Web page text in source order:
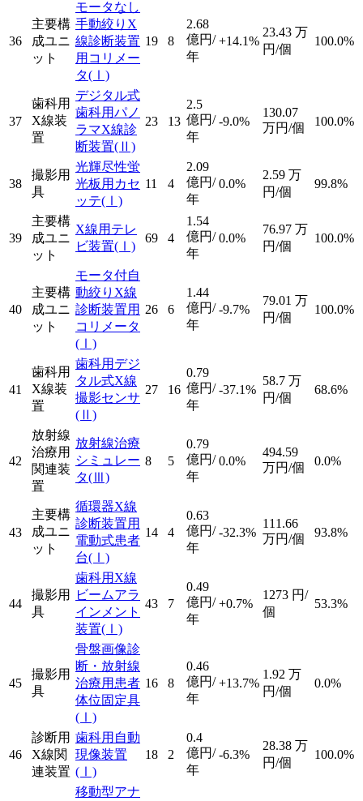
36
主要構
成ユニ
ット
モータなし
手動絞りX
線診断装置
用コリメー
タ(Ⅰ)
19 8
2.68
億円/
年
+14.1%
23.43 万
円/個
100.0%
37
歯科用
X線装
置
デジタル式
歯科用パノ
ラマX線診
断装置(Ⅱ)
23 13
2.5
億円/
年
-9.0%
130.07
万円/個
100.0%
38
撮影用
具
光輝尽性蛍
光板用カセ
ッテ(Ⅰ)
11 4
2.09
億円/
年
0.0%
2.59 万
円/個
99.8%
39
主要構
成ユニ
ット
X線用テレ
ビ装置(Ⅰ)
69 4
1.54
億円/
年
0.0%
76.97 万
円/個
100.0%
40
主要構
成ユニ
ット
モータ付自
動絞りX線
診断装置用
コリメータ
(Ⅰ)
26 6
1.44
億円/
年
-9.7%
79.01 万
円/個
100.0%
41
歯科用
X線装
置
歯科用デジ
タル式X線
撮影センサ
(Ⅱ)
27 16
0.79
億円/
年
-37.1%
58.7 万
円/個
68.6%
42
放射線
治療用
関連装
置
放射線治療
シミュレー
タ(Ⅲ)
8 5
0.79
億円/
年
0.0%
494.59
万円/個
0.0%
43
主要構
成ユニ
ット
循環器X線
診断装置用
電動式患者
台(Ⅰ)
14 4
0.63
億円/
年
-32.3%
111.66
万円/個
93.8%
44
撮影用
具
歯科用X線
ビームアラ
インメント
装置(Ⅰ)
43 7
0.49
億円/
年
+0.7%
1273 円/
個
53.3%
45
撮影用
具
骨盤画像診
断・放射線
治療用患者
体位固定具
(Ⅰ)
16 8
0.46
億円/
年
+13.7%
1.92 万
円/個
0.0%
46
診断用
X線関
連装置
歯科用自動
現像装置
(Ⅰ)
18 2
0.4
億円/
年
-6.3%
28.38 万
円/個
100.0%
移動型アナ